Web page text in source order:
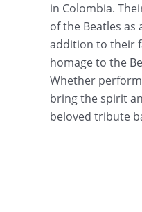
in Colombia.
of the Beatles
addition to their
homage to the
Whether
bring the spirit
beloved tribute